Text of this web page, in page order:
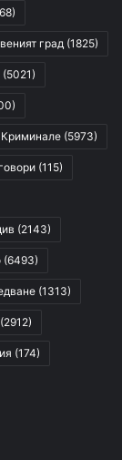
град (1825)
(5021)
Криминале (5973)
(115)
(2143)
(6493)
(1313)
(2912)
(174)